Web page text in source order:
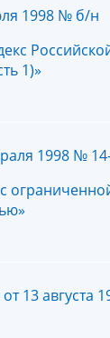
1998 № б/н
1)»
1998 №
13 августа